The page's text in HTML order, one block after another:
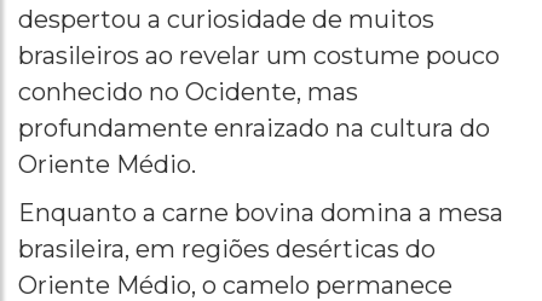
despertou a curiosidade de muitos
brasileiros ao revelar um costume pouco
conhecido no Ocidente, mas
profundamente enraizado na cultura do
Oriente Médio.
Enquanto a carne bovina domina a mesa
brasileira, em regiões desérticas do
Oriente Médio, o camelo permanece